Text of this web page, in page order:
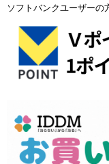
ソフトバンクユーザーの